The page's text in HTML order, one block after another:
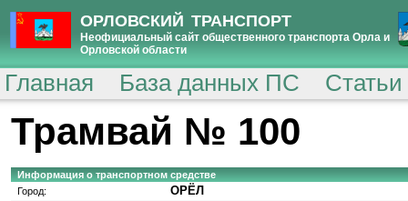
ОРЛОВСКИЙ ТРАНСПОРТ
Неофициальный сайт общественного транспорта Орла и
Орловской области
Главная База данных ПС
Трамвай № 100
Информация о транспортном средстве
Город:
ОРЁЛ